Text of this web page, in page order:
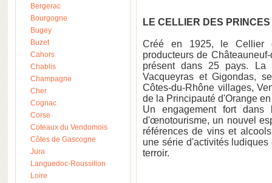
Bergerac
Bourgogne
Bugey
Buzet
Cahors
Chablis
Champagne
Cher
Cognac
Corse
Coteaux du Vendomois
Côtes de Gascogne
Jura
Languedoc-Roussillon
Loire
LE CELLIER DES
Créé en 1925, le Cellier
producteurs de
présent dans 25 pays.
Vacqueyras et Gigondas,
Côtes-du-Rhône villages,
de la Principauté d'Orange en
Un engagement fort dans
d'œnotourisme, un nouvel
références de vins et
une série d'activités
terroir.